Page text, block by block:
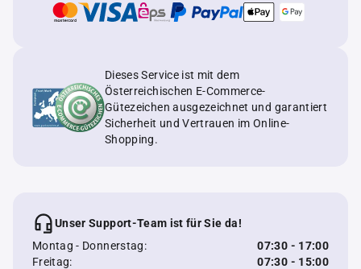
Dieses Service ist mit dem
Österreichischen E-Commerce-
Gütezeichen ausgezeichnet und garantiert
Sicherheit und Vertrauen im Online-
Shopping.
Unser Support-Team ist für Sie da!
Montag - Donnerstag:
07:30 - 17:00
Freitag:
07:30 - 15:00